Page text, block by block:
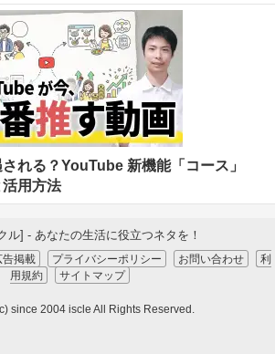
れる？YouTube 新機能「コース」
用方法
ル] - あなたの生活に役立つネタを！
告掲載 プライバシーポリシー お問い合わせ
利
用規約
サイトマップ
since 2004 iscle All Rights Reserved.